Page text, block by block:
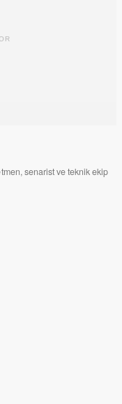
senarist ve teknik ekip